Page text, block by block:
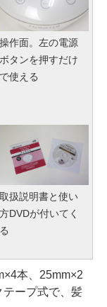
操作面。左の電源
ボタンを押すだけ
で使える
取扱説明書と使い
方DVDが付いてく
る
本、25mm×2
ープ式で、髪